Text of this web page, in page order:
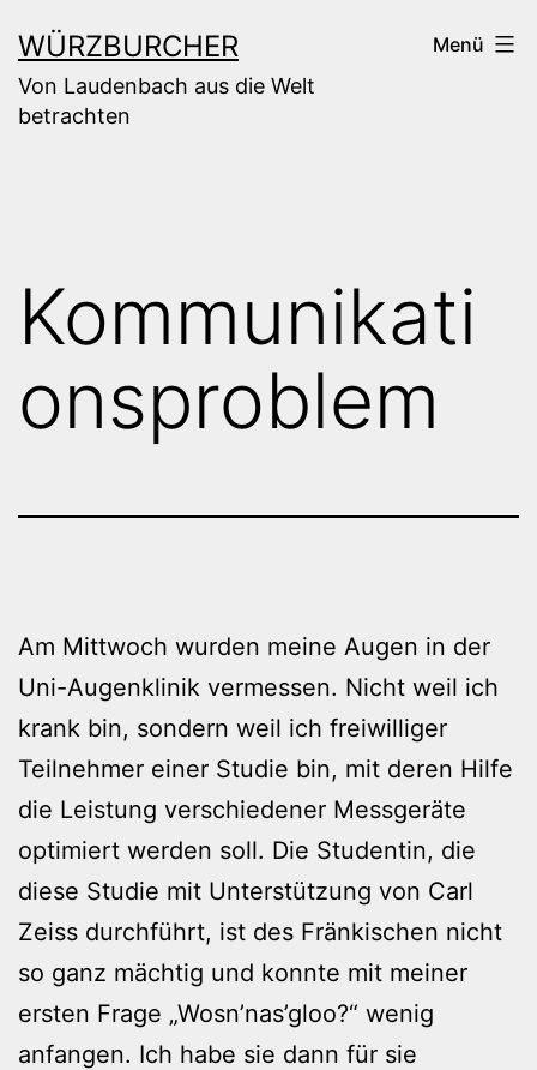
Inhalt
springen
WÜRZBURCHER
Von Laudenbach aus die Welt
betrachten
Menü
Kommunikati
onsproblem
Am Mittwoch wurden meine Augen in der
Uni-Augenklinik vermessen. Nicht weil ich
krank bin, sondern weil ich freiwilliger
Teilnehmer einer Studie bin, mit deren Hilfe
die Leistung verschiedener Messgeräte
optimiert werden soll. Die Studentin, die
diese Studie mit Unterstützung von Carl
Zeiss durchführt, ist des Fränkischen nicht
so ganz mächtig und konnte mit meiner
ersten Frage „Wosn’nas’gloo?“ wenig
anfangen. Ich habe sie dann für sie